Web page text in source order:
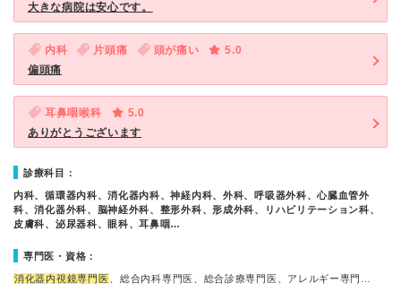
大きな病院は安心です。
内科 片頭痛 頭が痛い
5.0
偏頭痛
耳鼻咽喉科
5.0
ありがとうございます
診療科目：
内科、循環器内科、消化器内科、神経内科、外科、呼吸器外科、心臓血管外
科、消化器外科、脳神経外科、整形外科、形成外科、リハビリテーション科、
皮膚科、泌尿器科、眼科、耳鼻咽…
専門医・資格：
消化器内視鏡専門医 、総合内科専門医、総合診療専門医、アレルギー専門…